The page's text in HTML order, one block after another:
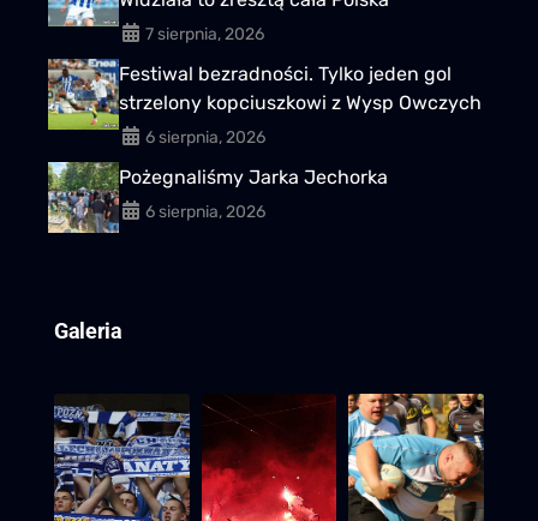
7 sierpnia, 2026
Festiwal bezradności. Tylko jeden gol
strzelony kopciuszkowi z Wysp Owczych
6 sierpnia, 2026
Pożegnaliśmy Jarka Jechorka
6 sierpnia, 2026
Galeria